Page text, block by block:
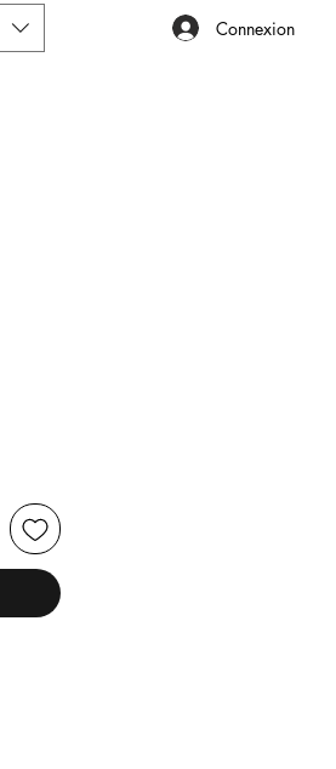
Connexion